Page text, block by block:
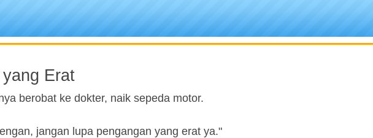
Erat
berobat ke dokter, naik sepeda motor.
jangan lupa pengangan yang erat ya."